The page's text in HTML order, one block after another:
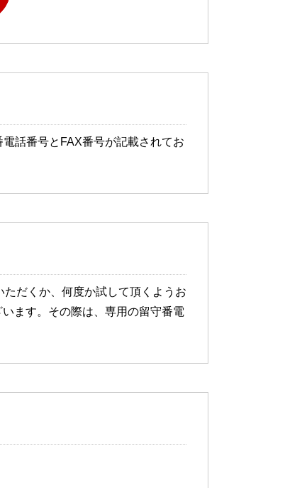
話番号とFAX番号が記載されてお
だくか、何度か試して頂くようお
ます。その際は、専用の留守番電